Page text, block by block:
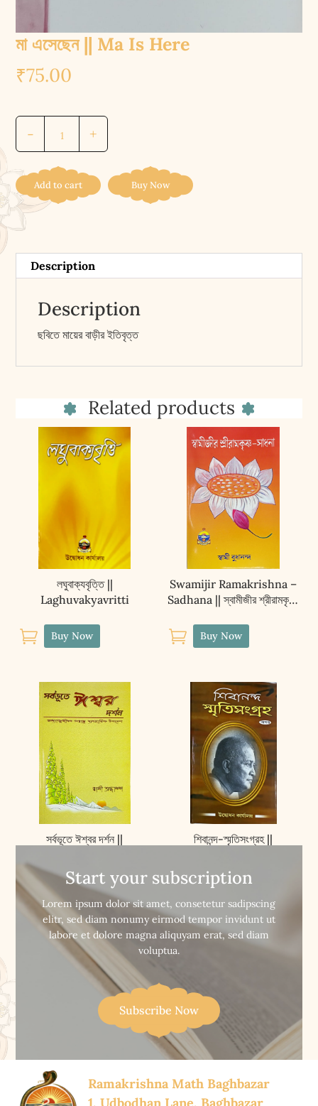
মা এসেছেন || Ma Is Here
₹75.00
-
এসেছেন
Ma
Is
+
Add to cart Buy Now
Description
Description
ছবিতে মায়ের বাড়ীর ইতিবৃত্ত
Related products
লঘুবাক্যবৃত্তি ||
Laghuvakyavritti
 Buy Now
Swamijir Ramakrishna –
Sadhana || স্বামীজীর শ্রীরামকৃষ্ণ
 Buy Now
সর্বভূতে ঈশ্বর দর্শন ||
Darshan
 Buy Now
শিবানন্দ-স্মৃতিসংগ্রহ ||
Smritisangraha
Buy Now
Start your subscription
Lorem ipsum dolor sit amet, consetetur sadipscing
elitr, sed diam nonumy eirmod tempor invidunt ut
labore et dolore magna aliquyam erat, sed diam
voluptua.
Subscribe Now
Ramakrishna Math Baghbazar